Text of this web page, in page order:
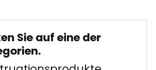
Sie auf eine der